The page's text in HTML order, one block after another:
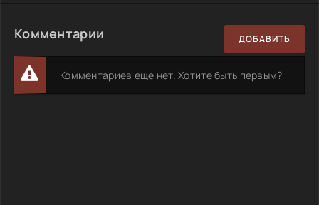
Комментарии ДОБАВИТЬ
Комментариев еще нет. Хотите быть первым?